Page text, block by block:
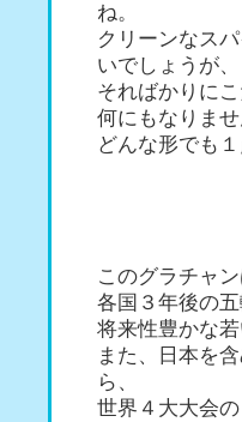
ね。
クリーンなス
いでしょうが、
そればかりに
何にもなりませ
どんな形でも１
このグラチャ
各国３年後の
将来性豊かな
また、日本を
ら、
世界４大大会